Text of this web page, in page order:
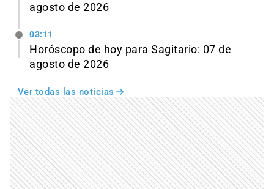
agosto de 2026
03:11
Horóscopo de hoy para Sagitario: 07 de
agosto de 2026
Ver todas las noticias